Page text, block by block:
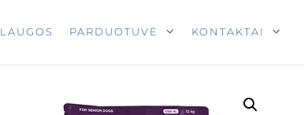
PARDUOTUVĖ KONTAKTAI